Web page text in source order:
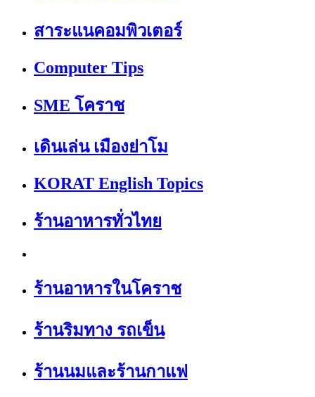
สาระแนคอมพิวเตอร์
Computer Tips
SME โคราช
เดินเล่น เมืองย่าโม
KORAT English Topics
ร้านอาหารทั่วไทย
ร้านอาหารในโคราช
ร้านริมทาง รถเข็น
ร้านนมและร้านกาแฟ